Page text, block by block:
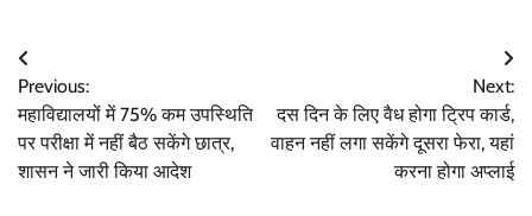
Post
navigation
Previous:
महाविद्यालयों में 75% कम उपस्थिति
पर परीक्षा में नहीं बैठ सकेंगे छात्र,
शासन ने जारी किया आदेश
Next:
दस दिन के लिए वैध होगा ट्रिप कार्ड,
वाहन नहीं लगा सकेंगे दूसरा फेरा, यहां
करना होगा अप्लाई